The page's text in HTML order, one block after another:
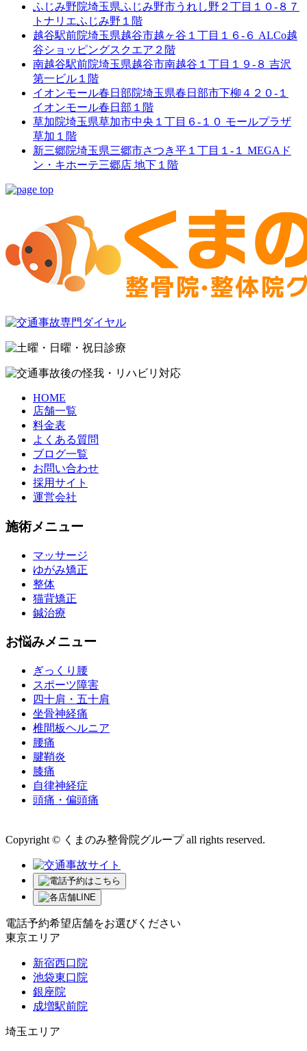
ふじみ野院埼玉県ふじみ野市うれし野２丁目１０-８７
トナリエふじみ野１階
越谷駅前院埼玉県越谷市越ヶ谷１丁目１６-６ ALCo越
谷ショッピングスクエア２階
南越谷駅前院埼玉県越谷市南越谷１丁目１９-８ 吉沢
第一ビル１階
イオンモール春日部院埼玉県春日部市下柳４２０-１
イオンモール春日部１階
草加院埼玉県草加市中央１丁目６-１０ モールプラザ
草加１階
新三郷院埼玉県三郷市さつき平１丁目１-１ MEGAド
ン・キホーテ三郷店 地下１階
HOME
店舗一覧
料金表
よくある質問
ブログ一覧
お問い合わせ
採用サイト
運営会社
施術メニュー
マッサージ
ゆがみ矯正
整体
猫背矯正
鍼治療
お悩みメニュー
ぎっくり腰
スポーツ障害
四十肩・五十肩
坐骨神経痛
椎間板ヘルニア
腰痛
腱鞘炎
膝痛
自律神経症
頭痛・偏頭痛
Copyright © くまのみ整骨院グループ all rights reserved.
電話予約希望店舗をお選びください
東京エリア
新宿西口院
池袋東口院
銀座院
成増駅前院
埼玉エリア